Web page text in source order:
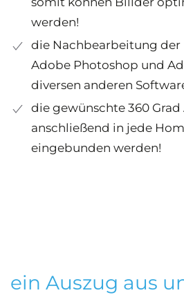
werden!
die Nachbearbeitung
Adobe Photoshop und
diversen anderen
die gewünschte 360
anschließend in jede
eingebunden werden!
ein Auszug aus